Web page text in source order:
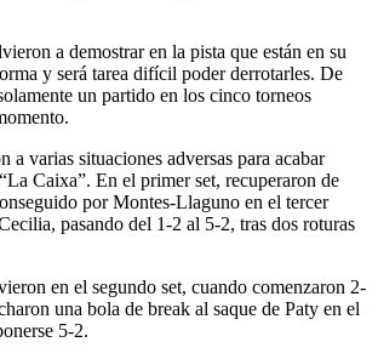
a demostrar en la pista que están en su
y será tarea difícil poder derrotarles. De
un partido en los cinco torneos
a varias situaciones adversas para acabar
Caixa”. En el primer set, recuperaron de
por Montes-Llaguno en el tercer
pasando del 1-2 al 5-2, tras dos roturas
en el segundo set, cuando comenzaron 2-
una bola de break al saque de Paty en el
5-2.